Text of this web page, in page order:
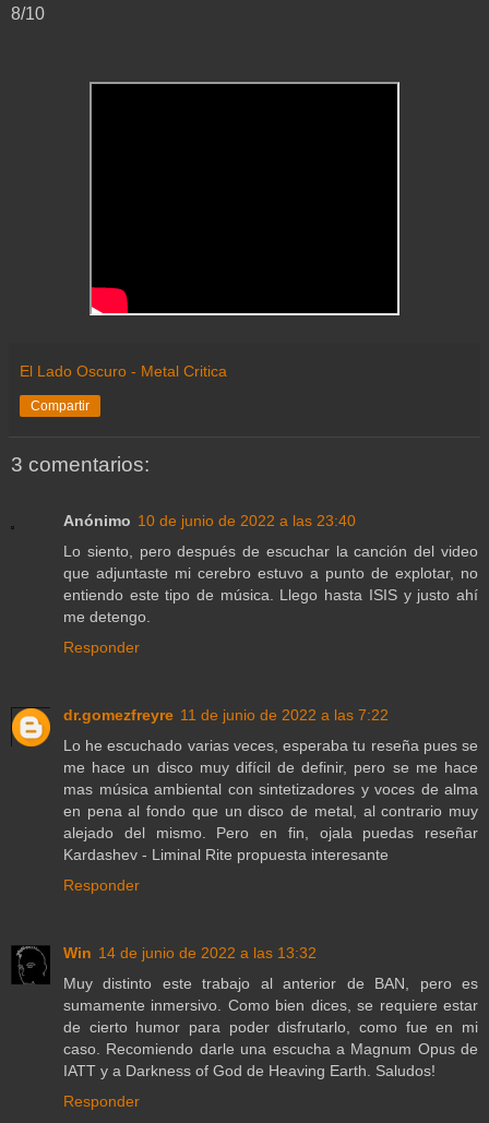
8/10
El Lado Oscuro - Metal Critica
Compartir
3 comentarios:
Anónimo 10 de junio de 2022 a las 23:40
Lo siento, pero después de escuchar la canción del video
que adjuntaste mi cerebro estuvo a punto de explotar, no
entiendo este tipo de música. Llego hasta ISIS y justo ahí
me detengo.
Responder
dr.gomezfreyre 11 de junio de 2022 a las 7:22
Lo he escuchado varias veces, esperaba tu reseña pues se
me hace un disco muy difícil de definir, pero se me hace
mas música ambiental con sintetizadores y voces de alma
en pena al fondo que un disco de metal, al contrario muy
alejado del mismo. Pero en fin, ojala puedas reseñar
Kardashev - Liminal Rite propuesta interesante
Responder
Win 14 de junio de 2022 a las 13:32
Muy distinto este trabajo al anterior de BAN, pero es
sumamente inmersivo. Como bien dices, se requiere estar
de cierto humor para poder disfrutarlo, como fue en mi
caso. Recomiendo darle una escucha a Magnum Opus de
IATT y a Darkness of God de Heaving Earth. Saludos!
Responder